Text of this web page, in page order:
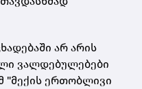
არ არის
ვალდებულებები
"მექის ერთობლივი